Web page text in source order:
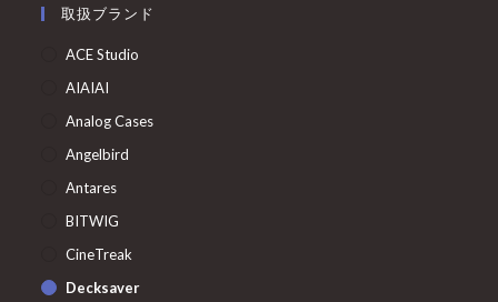
取扱ブランド
ACE Studio
AIAIAI
Analog Cases
Angelbird
Antares
BITWIG
CineTreak
Decksaver